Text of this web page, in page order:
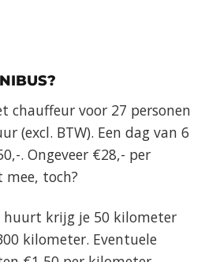
chauffeur voor 27 personen
(excl. BTW). Een dag van 6
. Ongeveer €28,- per
mee, toch?
huurt krijg je 50 kilometer
kilometer. Eventuele